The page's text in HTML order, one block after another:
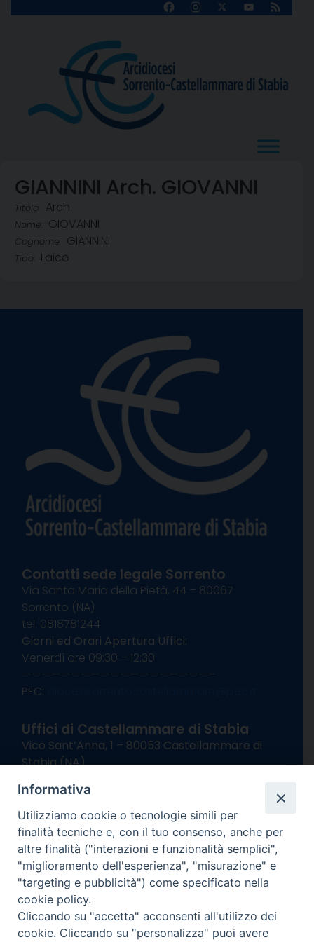
FacebookInstagram
X
YouTube
Feed
GIANNINI Arch. GIOVANNI
Titolo: Arch.
Nome: GIOVANNI
Cognome: GIANNINI
Tipo: Laico
Contatti sede legale Sorrento
Via Santa Maria della Pietà, 44 – 80067
Sorrento (NA)
tel. 0818781244
Giorni ed Orari Apertura Uffici:
Venerdì ore 09:30 – 12:30
———————————————————–
PEC:
Uffici di Castellammare di Stabia
Vico Sant’Anna, 1 – 80053 Castellammare di
Stabia (NA)
Giorni ed Orari Apertura Uffici:
Lunedì e Mercoledì ore 09:00 – 13:00
Uffici Matrimoni:
Lunedì e Mercoledì ore 09:30 – 12:30
seguici su
Channel
Informativa
Utilizziamo cookie o tecnologie simili per
finalità tecniche e, con il tuo consenso, anche per
altre finalità ("interazioni e funzionalità semplici",
"miglioramento dell'esperienza", "misurazione" e
"targeting e pubblicità") come specificato nella
cookie policy.
Cliccando su "accetta" acconsenti all'utilizzo dei
cookie. Cliccando su "personalizza" puoi avere